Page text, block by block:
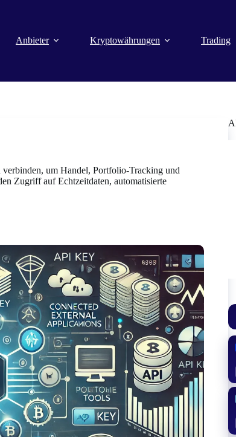
Anbieter Kryptowährungen Trading
um Handel, Portfolio-Tracking und
Zugriff auf Echtzeitdaten, automatisierte